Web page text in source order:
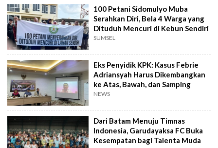
100 Petani Sidomulyo Muba
Serahkan Diri, Bela 4 Warga yang
Dituduh Mencuri di Kebun Sendiri
SUMSEL
Eks Penyidik KPK: Kasus Febrie
Adriansyah Harus Dikembangkan
ke Atas, Bawah, dan Samping
NEWS
Dari Batam Menuju Timnas
Indonesia, Garudayaksa FC Buka
Kesempatan bagi Talenta Muda